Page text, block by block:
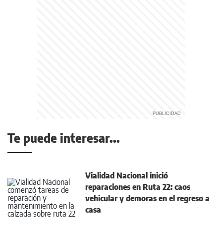
Te puede interesar...
Vialidad Nacional inició
reparaciones en Ruta 22: caos
vehicular y demoras en el regreso a
casa